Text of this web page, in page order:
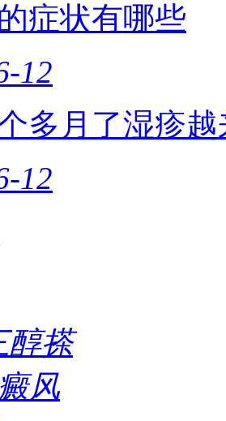
症状有哪些
12
多月了湿疹
12